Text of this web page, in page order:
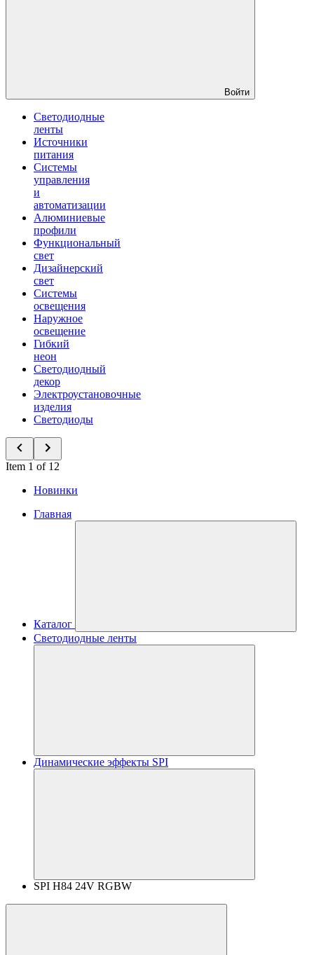
Войти
Светодиодные
ленты
Источники
питания
Системы
управления
и
автоматизации
Алюминиевые
профили
Функциональный
свет
Дизайнерский
свет
Системы
освещения
Наружное
освещение
Гибкий
неон
Светодиодный
декор
Электроустановочные
изделия
Светодиоды
Item 1 of 12
Новинки
Главная
Каталог
Светодиодные ленты
Динамические эффекты SPI
SPI H84 24V RGBW